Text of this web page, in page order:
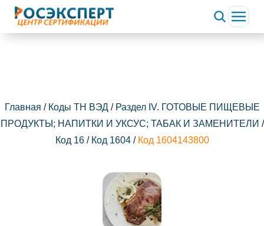
Главная / Коды ТН ВЭД/ Раздел IV. ГОТОВЫЕ ПИЩЕВЫЕ
ПРОДУКТЫ; НАПИТКИ И УКСУС; ТАБАК И ЗАМЕНИТЕЛИ /
Код 16 / Код 1604 / Код 1604143800
ChatApp
online
WhatsApp